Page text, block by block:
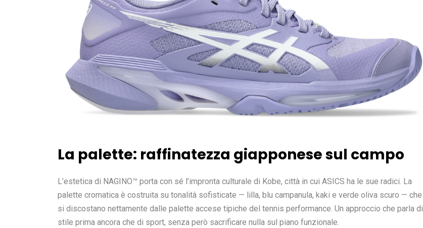
La palette: raffinatezza giapponese sul campo
L’estetica di NAGINO™ porta con sé l’impronta culturale di Kobe, città in cui ASICS ha le sue radici. La
palette cromatica è costruita su tonalità sofisticate — lilla, blu campanula, kaki e verde oliva scuro — che
si discostano nettamente dalle palette accese tipiche del tennis performance. Un approccio che parla di
stile prima ancora che di sport, senza però sacrificare nulla sul piano funzionale.